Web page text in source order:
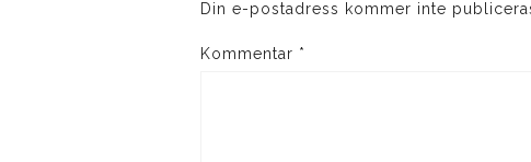
Din e-postadress kommer inte
Kommentar *